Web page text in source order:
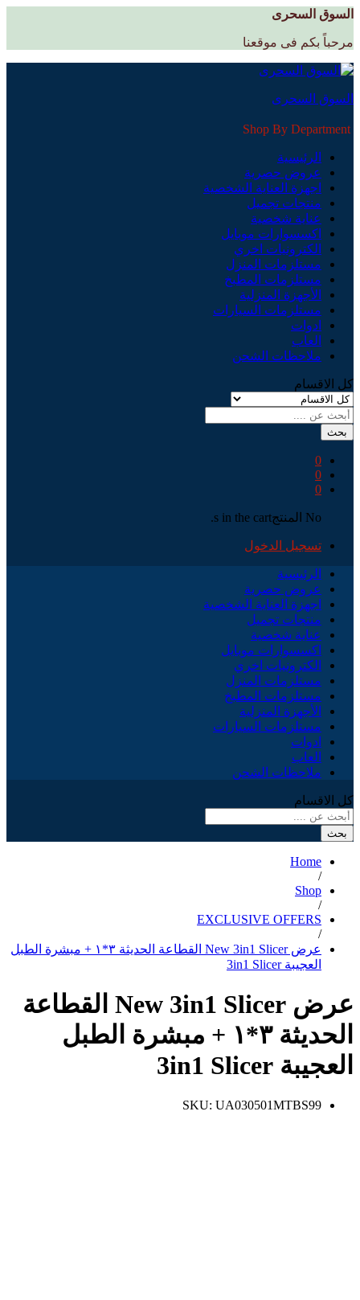
السوق السحرى
مرحباً بكم فى موقعنا
السوق السحرى
Shop By Department
الرئيسية
عروض حصرية
اجهزة العناية الشخصية
منتجات تجميل
عناية شخصية
اكسسوارات موبايل
الكترونيات اخري
مستلزمات المنزل
مستلزمات المطبخ
الأجهزة المنزلية
مستلزمات السيارات
ادوات
العاب
ملاحظات الشحن
كل الاقسام
بحث
0
0
0
No المنتجs in the cart.
تسجيل الدخول
الرئيسية
عروض حصرية
اجهزة العناية الشخصية
منتجات تجميل
عناية شخصية
اكسسوارات موبايل
الكترونيات اخري
مستلزمات المنزل
مستلزمات المطبخ
الأجهزة المنزلية
مستلزمات السيارات
ادوات
العاب
ملاحظات الشحن
كل الاقسام
بحث
Home
/
Shop
/
EXCLUSIVE OFFERS
/
عرض New 3in1 Slicer القطاعة الحديثة ٣*١ + مبشرة الطبل
العجيبة 3in1 Slicer
عرض New 3in1 Slicer القطاعة
الحديثة ٣*١ + مبشرة الطبل
العجيبة 3in1 Slicer
SKU: UA030501MTBS99